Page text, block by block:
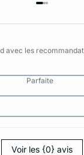
avec les
Parfaite
Voir les {0} avis